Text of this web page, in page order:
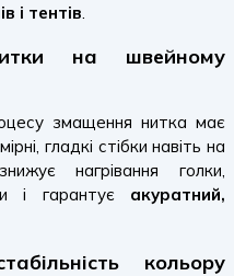
і тентів.
на швейному
змащення нитка має
гладкі стібки навіть на
нагрівання голки,
і гарантує акуратний,
кольору